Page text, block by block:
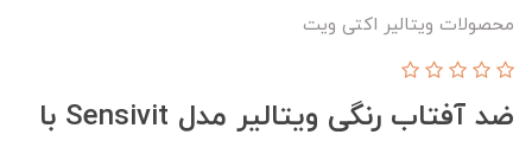
محصولات ویتالیر اکتی ویت
ضد آفتاب رنگی ویتالیر مدل Sensivit با